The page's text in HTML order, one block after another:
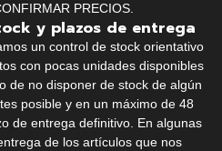
PRECIOS.
y plazos de entrega
un control de stock orientativo
con pocas unidades disponibles
de no disponer de stock de algún
posible y en un máximo de 48
de entrega definitivo. En algunas
de los artículos que nos